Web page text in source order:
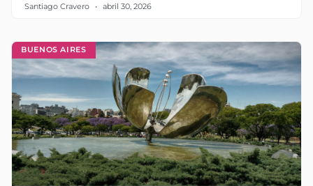
Santiago Cravero abril 30, 2026
BUENOS AIRES